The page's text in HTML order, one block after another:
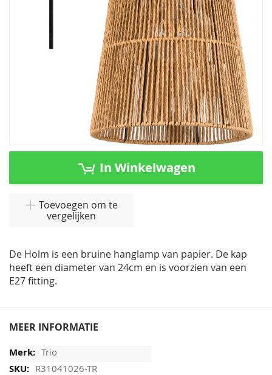
Ga
In Winkelwagen
Toevoegen om te
vergelijken
De Holm is een bruine hanglamp van papier. De kap
heeft een diameter van 24cm en is voorzien van een
E27 fitting.
MEER INFORMATIE
Trio
R31041026-TR